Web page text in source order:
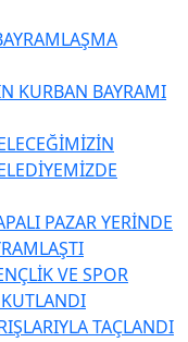
KURBAN BAYRAMI
PAZAR YERİNDE
VE SPOR
TAÇLANDI